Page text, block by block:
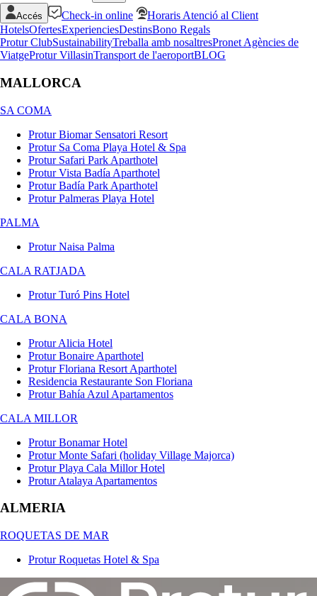
Accés Check-in online
Horaris Atenció al Client
HotelsOfertesExperienciesDestinsBono Regals
Protur ClubSustainabilityTreballa amb nosaltresPronet Agències de
ViatgeProtur VillasinTransport de l'aeroportBLOG
MALLORCA
SA COMA
Protur Biomar Sensatori Resort
Protur Sa Coma Playa Hotel & Spa
Protur Safari Park Aparthotel
Protur Vista Badía Aparthotel
Protur Badía Park Aparthotel
Protur Palmeras Playa Hotel
PALMA
Protur Naisa Palma
CALA RATJADA
Protur Turó Pins Hotel
CALA BONA
Protur Alicia Hotel
Protur Bonaire Aparthotel
Protur Floriana Resort Aparthotel
Residencia Restaurante Son Floriana
Protur Bahía Azul Apartamentos
CALA MILLOR
Protur Bonamar Hotel
Protur Monte Safari (holiday Village Majorca)
Protur Playa Cala Millor Hotel
Protur Atalaya Apartamentos
ALMERIA
ROQUETAS DE MAR
Protur Roquetas Hotel & Spa